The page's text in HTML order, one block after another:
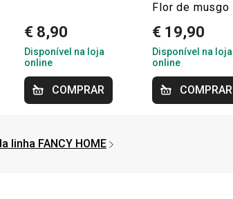
€ 8,90
Disponível na loja
online
COMPRAR
Flor de musgo
€ 19,90
Disponível na loja
online
COMPRAR
linha FANCY HOME